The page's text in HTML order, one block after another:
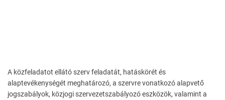
A közfeladatot ellátó szerv feladatát, hatáskörét és
alaptevékenységét meghatározó, a szervre vonatkozó alapvető
jogszabályok, közjogi szervezetszabályozó eszközök, valamint a